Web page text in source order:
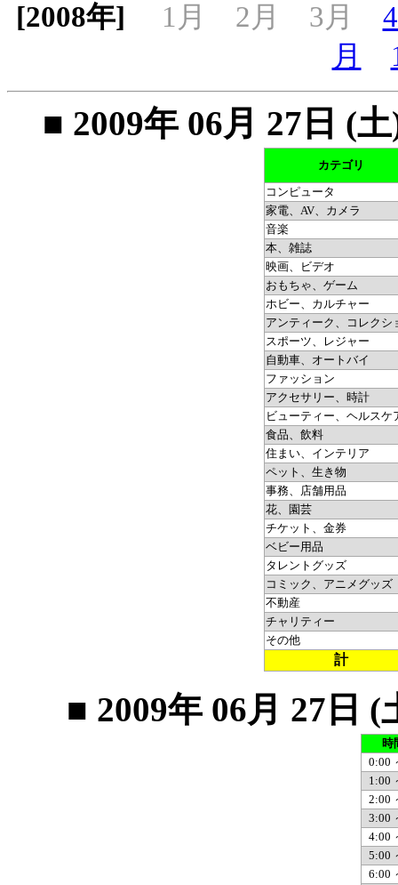
[2008年]
1月 2月 3月
月
■ 2009年 06月 27日 (
カテゴリ
コンピュータ
家電、AV、カメラ
音楽
本、雑誌
映画、ビデオ
おもちゃ、ゲーム
ホビー、カルチャー
アンティーク、コレクシ
スポーツ、レジャー
自動車、オートバイ
ファッション
アクセサリー、時計
ビューティー、ヘルスケ
食品、飲料
住まい、インテリア
ペット、生き物
事務、店舗用品
花、園芸
チケット、金券
ベビー用品
タレントグッズ
コミック、アニメグッズ
不動産
チャリティー
その他
計
■ 2009年 06月 27日
時
0:00
1:00
2:00
3:00
4:00
5:00
6:00